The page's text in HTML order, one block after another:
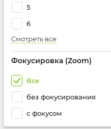
5
6
Смотреть все
Фокусировка (Zoom)
Все
без фокусирования
с фокусом